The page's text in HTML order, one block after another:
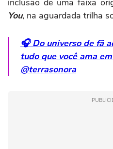
inclusão de uma faixa
You, na aguardada trilha
🎧 Do universo de fã
tudo que você ama
@terrasonora